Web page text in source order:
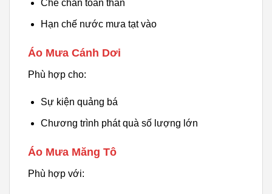
Che chắn toàn thân
Hạn chế nước mưa tạt vào
Áo Mưa Cánh Dơi
Phù hợp cho:
Sự kiện quảng bá
Chương trình phát quà số lượng lớn
Áo Mưa Măng Tô
Phù hợp với: